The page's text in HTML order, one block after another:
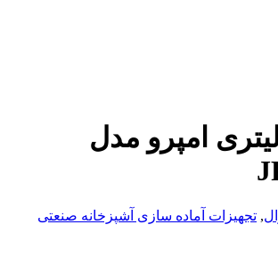
میکسر ۷ لیتری امپرو مدل
, تجهیزات آماده سازی آشپزخانه صنعتی